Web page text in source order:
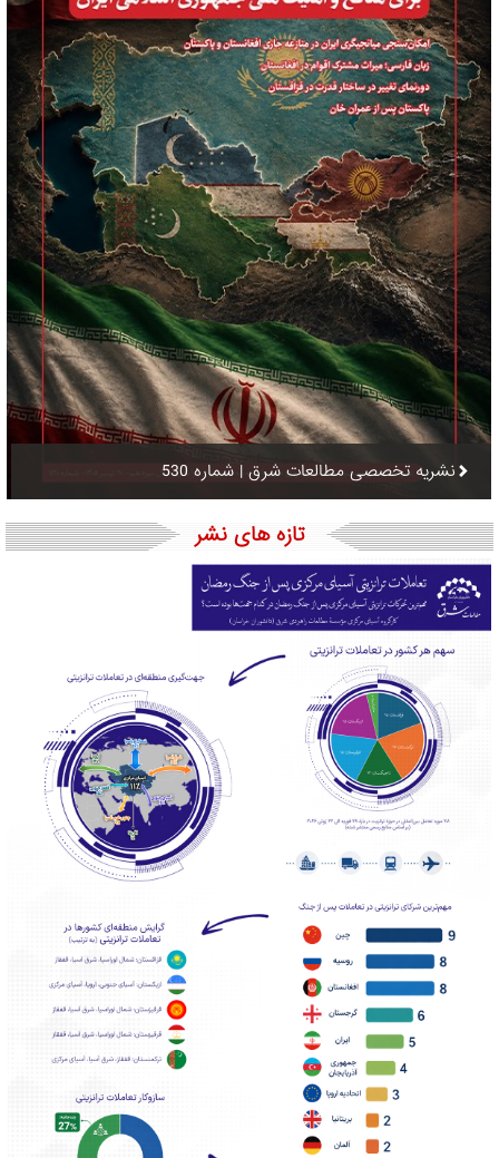
نشریه تخصصی مطالعات شرق | شماره 530
تازه های نشر